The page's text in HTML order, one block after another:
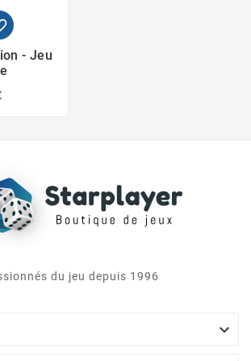
- Jeu
du jeu depuis 1996
